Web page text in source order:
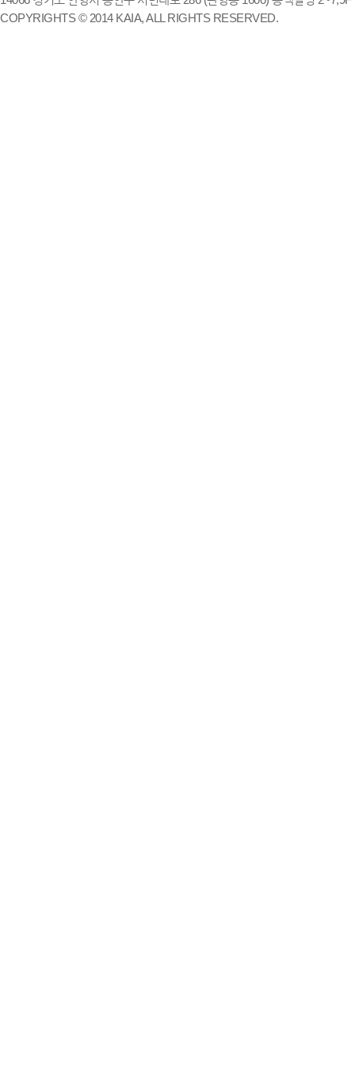
COPYRIGHTS © 2014 KAIA, ALL RIGHTS RESERVED.